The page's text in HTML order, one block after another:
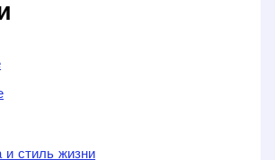
и стиль жизни